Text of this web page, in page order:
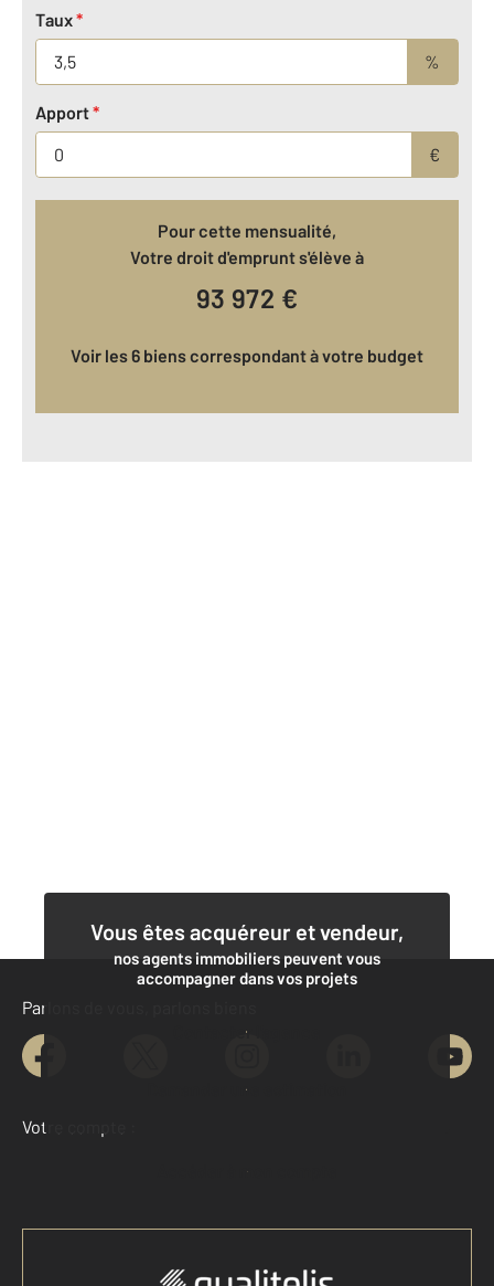
Taux*
%
Apport*
€
Pour cette mensualité,
Votre droit d'emprunt s'élève à
93 972 €
Voir les 6 biens correspondant à votre budget
Vous êtes acquéreur et vendeur,
nos agents immobiliers peuvent vous
accompagner dans vos projets
Contacter l'agence
Demander une estimation
Parlons de vous, parlons biens
Votre compte :
Accéder à mon compte